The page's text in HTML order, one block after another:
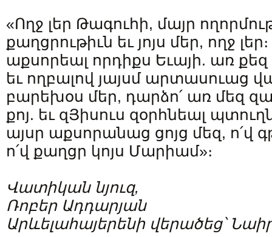
«Ողջ լեր Թագուհի, մայր
քաղցրութիւն եւ յոյս մեր, ողջ
աքսորեալ որդիքս Եւայի. առ
եւ ողբալով յայսմ արտասուաց
բարեխօս մեր, դարձո՛ առ մեզ
քոյ. եւ զՅիսուս զօրհնեալ
այսր աքսորանաց ցոյց մեզ, ո՛վ
ո՛վ քաղցր կոյս Մարիամ»։
Վատիկան նյուզ,
Ռոբեր Ադդարյան
Արևելահայերենի վերածեց՝